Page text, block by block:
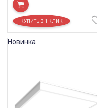
Новинка